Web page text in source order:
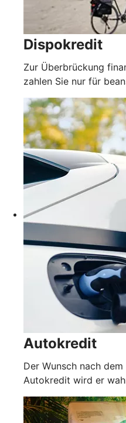
Dispokredit
Zur Überbrückung
zahlen Sie nur für
Autokredit
Der Wunsch nach
Autokredit wird er